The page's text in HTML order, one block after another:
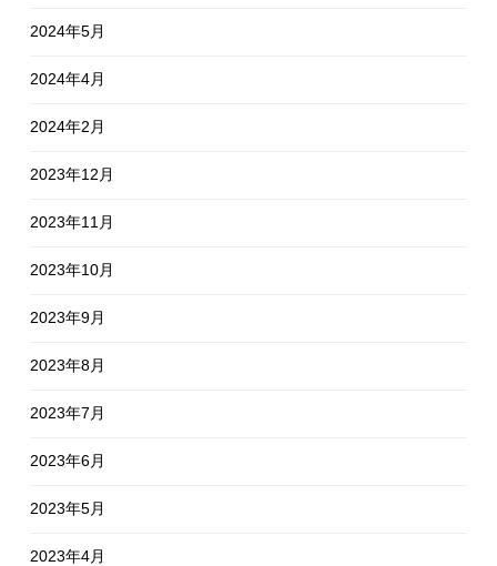
2024年5月
2024年4月
2024年2月
2023年12月
2023年11月
2023年10月
2023年9月
2023年8月
2023年7月
2023年6月
2023年5月
2023年4月